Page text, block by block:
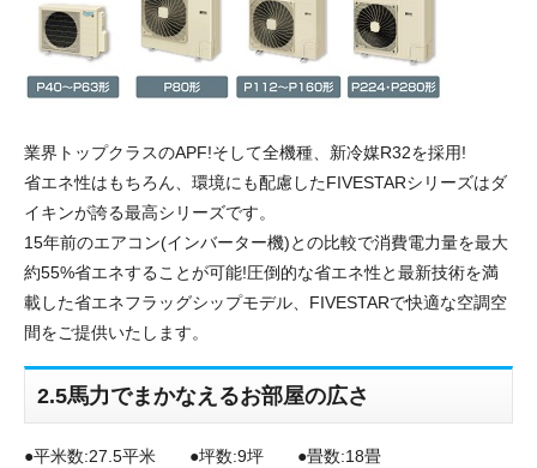
業界トップクラスのAPF!そして全機種、新冷媒R32を採用!
省エネ性はもちろん、環境にも配慮したFIVESTARシリーズはダ
イキンが誇る最高シリーズです。
15年前のエアコン(インバーター機)との比較で消費電力量を最大
約55%省エネすることが可能!圧倒的な省エネ性と最新技術を満
載した省エネフラッグシップモデル、FIVESTARで快適な空調空
間をご提供いたします。
2.5馬力でまかなえるお部屋の広さ
●平米数:27.5平米 ●坪数:9坪 ●畳数:18畳